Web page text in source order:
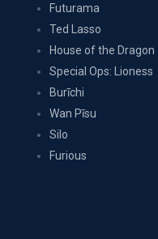
Futurama
Ted Lasso
House of the Dragon
Special Ops: Lioness
Burīchi
Wan Pīsu
Silo
Furious